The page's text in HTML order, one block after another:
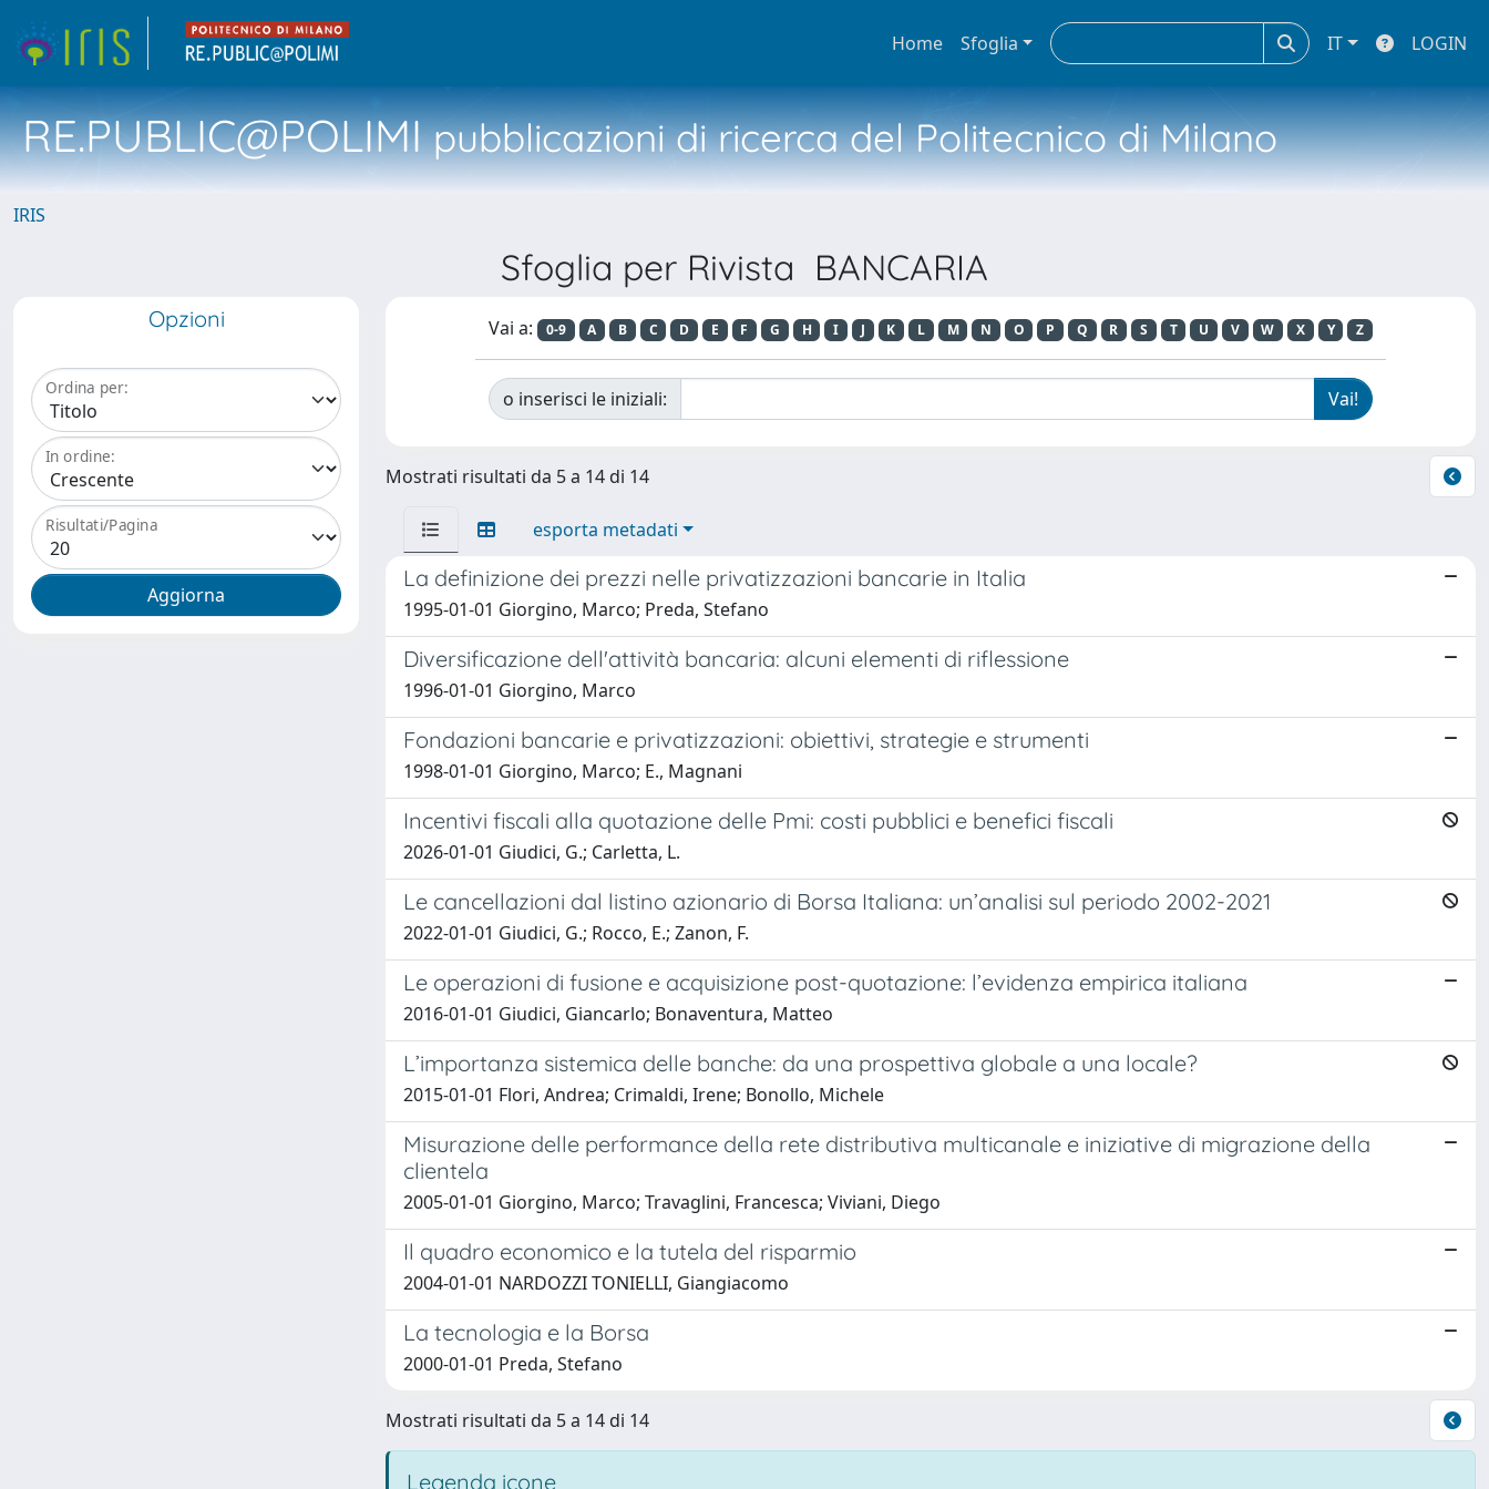
Home Sfoglia IT LOGIN
RE.PUBLIC@POLIMIpubblicazioni di ricerca del Politecnico di Milano
IRIS
Sfoglia per Rivista BANCARIA
Opzioni
Ordina per:
In ordine:
Risultati/Pagina
Vai a: 0-9 A B C D E F G H I J K L M N O P Q R S T U V W X Y Z
o inserisci le iniziali:
Mostrati risultati da 5 a 14 di 14
esporta metadati
La definizione dei prezzi nelle privatizzazioni bancarie in Italia
1995-01-01 Giorgino, Marco; Preda, Stefano
Diversificazione dell'attività bancaria: alcuni elementi di riflessione
1996-01-01 Giorgino, Marco
Fondazioni bancarie e privatizzazioni: obiettivi, strategie e strumenti
1998-01-01 Giorgino, Marco; E., Magnani
Incentivi fiscali alla quotazione delle Pmi: costi pubblici e benefici fiscali
2026-01-01 Giudici, G.; Carletta, L.
Le cancellazioni dal listino azionario di Borsa Italiana: un’analisi sul periodo 2002-2021
2022-01-01 Giudici, G.; Rocco, E.; Zanon, F.
Le operazioni di fusione e acquisizione post-quotazione: l’evidenza empirica italiana
2016-01-01 Giudici, Giancarlo; Bonaventura, Matteo
L’importanza sistemica delle banche: da una prospettiva globale a una locale?
2015-01-01 Flori, Andrea; Crimaldi, Irene; Bonollo, Michele
Misurazione delle performance della rete distributiva multicanale e iniziative di migrazione della
clientela
2005-01-01 Giorgino, Marco; Travaglini, Francesca; Viviani, Diego
Il quadro economico e la tutela del risparmio
2004-01-01 NARDOZZI TONIELLI, Giangiacomo
La tecnologia e la Borsa
2000-01-01 Preda, Stefano
Mostrati risultati da 5 a 14 di 14
Legenda icone